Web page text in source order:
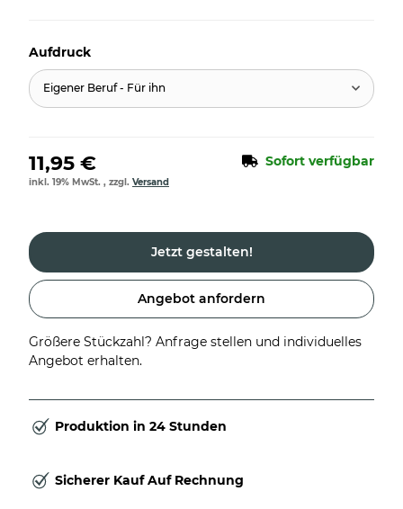
Aufdruck
Eigener Beruf - Für ihn
11,95 € Sofort verfügbar
inkl. 19% MwSt. , zzgl. Versand
Jetzt gestalten!
Angebot anfordern
Größere Stückzahl? Anfrage stellen und individuelles
Angebot erhalten.
Produktion in 24 Stunden
Sicherer Kauf Auf Rechnung